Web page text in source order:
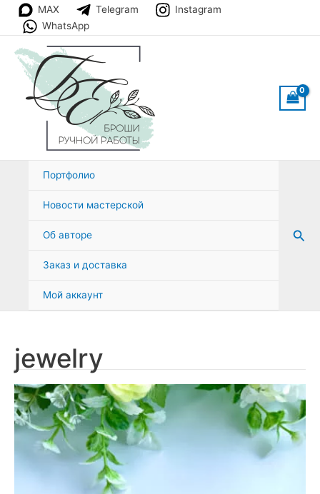
Перейти
содержимому
MAX Telegram
Instagram
WhatsApp
Портфолио
Новости мастерской
Об авторе
Заказ и доставка
Мой аккаунт
jewelry